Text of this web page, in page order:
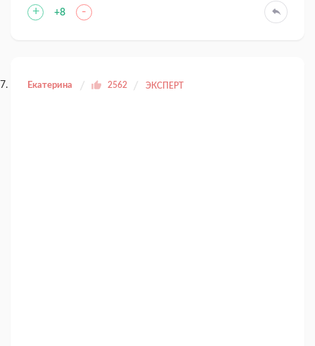
+ +8 -
Екатерина 2562 ЭКСПЕРТ